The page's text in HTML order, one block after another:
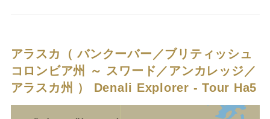
アラスカ（ バンクーバー／ブリティッシュ
コロンビア州 ～ スワード／アンカレッジ／
アラスカ州 ） Denali Explorer - Tour Ha5